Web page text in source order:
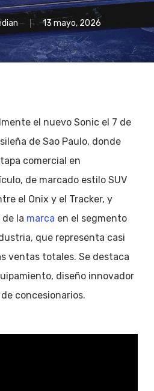
13 mayo, 2026
el nuevo Sonic el 7 de
de Sao Paulo, donde
comercial en
de marcado estilo SUV
el Onix y el Tracker, y
la marca en el segmento
que representa casi
ventas totales. Se destaca
diseño innovador
concesionarios.